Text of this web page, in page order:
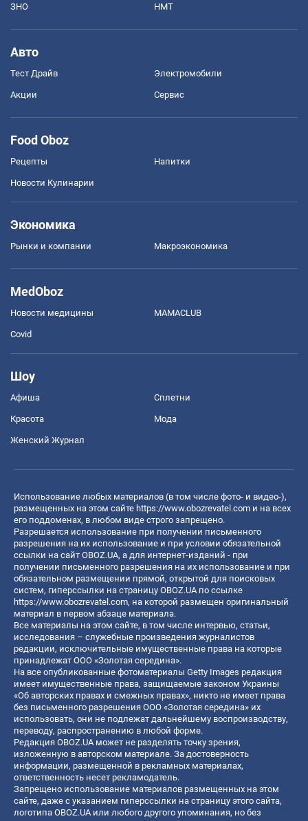
ЗНО НМТ
Авто
Тест Драйв Электромобили
Акции Сервис
Food Oboz
Рецепты Напитки
Новости Кулинарии
Экономика
Рынки и компании Mакроэкономика
MedOboz
Новости медицины MAMACLUB
Covid
Шоу
Афиша Сплетни
Красота Мода
Женский Журнал
Использование любых материалов (в том числе фото- и видео-),
размещенных на этом сайте https://www.obozrevatel.com и на всех
его поддоменах, в любом виде строго запрещено.
Разрешается использование при получении письменного
разрешения на их использование и при условии обязательной
ссылки на сайт OBOZ.UA, а для интернет-изданий - при
получении письменного разрешения на их использование и при
обязательном размещении прямой, открытой для поисковых
систем, гиперссылки на страницу OBOZ.UA по ссылке
https://www.obozrevatel.com, на которой размещен оригинальный
материал в первом абзаце материала.
Все материалы на этом сайте, в том числе интервью, статьи,
исследования – служебные произведения журналистов
редакции, исключительные имущественные права на которые
принадлежат ООО «Золотая середина».
На все опубликованные фотоматериалы Getty Images редакция
имеет имущественные права, защищаемые законом Украины
«Об авторских правах и смежных правах», никто не имеет права
без письменного разрешения ООО «Золотая середина» их
использовать, они не подлежат дальнейшему воспроизводству,
переводу, распространению в любой форме.
Редакция OBOZ.UA может не разделять точку зрения,
изложенную в авторском материале. За достоверность
информации, размещенной в рекламных материалах,
ответственность несет рекламодатель.
Запрещено использование материалов размещенных на этом
сайте, даже с указанием гиперссылки на страницу этого сайта,
логотипа OBOZ.UA или любого другого упоминания, но без